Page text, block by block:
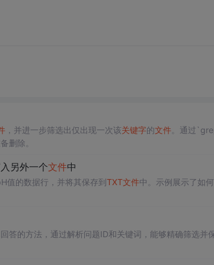
，并进一步筛选出仅出现一次该关键字的文件。通过
删除。
另外一个文件中
值的数据行，并将其保存到TXT文件中。示例展示了如
答的方法，通过解析问题ID和关键词，能够精确筛选并